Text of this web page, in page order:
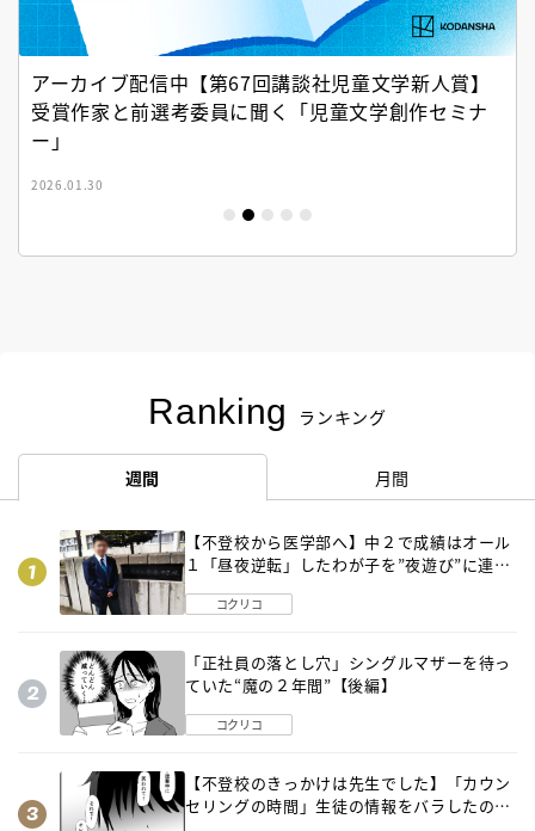
アーカイブ配信中【第67回講談社児童文学新人賞】
受賞作家と前選考委員に聞く「児童文学創作セミナ
ー」
2026.01.30
Ranking ランキング
週間 月間
【不登校から医学部へ】中２で成績はオール
１「昼夜逆転」したわが子を”夜遊び”に連れ
コクリコ
「正社員の落とし穴」シングルマザーを待っ
ていた“魔の２年間”【後編】
コクリコ
【不登校のきっかけは先生でした】「カウン
セリングの時間」生徒の情報をバラしたの